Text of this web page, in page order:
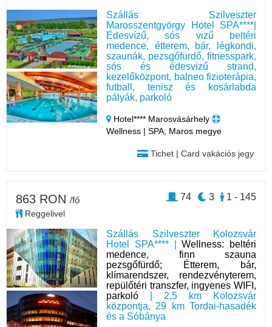
Szállás Szilveszter
Marosszentgyörgy Hotel SPA****|
Édesvízű, sós vizű beltéri
medence, étterem, bár, légkondi,
szaunák, pezsgőfürdő, fitnesspark,
sós és édesvizű strand,
kezelőközpont, balneo fizioterápia,
futball, tenisz és kosárlabda
pályák, parkoló
Hotel**** Marosvásárhely
Wellness | SPA, Maros megye
Tichet | Card vakációs jegy
Szállás Szilveszter Kolozsvár
Hotel SPA**** |Wellness: beltéri
medence, finn szauna
pezsgőfürdő; Étterem, bár,
klímarendszer, rendezvényterem,
repülőtéri transzfer, ingyenes WIFI,
parkoló | 2,5 km Kolozsvár
központja, 29 km Tordai-hasadék
és a Sóbánya
863 RON /fő
Reggelivel
1 - 145
3
74